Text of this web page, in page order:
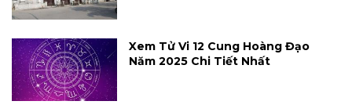
Xem Tử Vi 12 Cung Hoàng Đạo
Năm 2025 Chi Tiết Nhất